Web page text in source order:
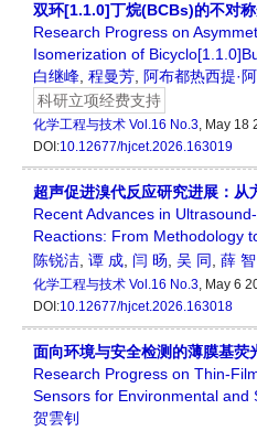
双环[1.1.0]丁烷(BCBs)的不对
Research Progress on
Isomerization of
白继峰, 程曼芳, 阿布都热西提·
科研立项经费支持
化学工程与技术 Vol.16 No.3, May 18
DOI:10.12677/hjcet.2026.163019
超声促进溴代反应研究进展：从
Recent Advances in
Reactions: From Methodology
陈锐洁, 谭 成, 闫 旸, 吴 同, 薛 智
化学工程与技术 Vol.16 No.3, May 6
DOI:10.12677/hjcet.2026.163018
面向环境与安全检测的薄膜基荧
Research Progress on Thin-
Sensors for Environmental and
贺雲钊